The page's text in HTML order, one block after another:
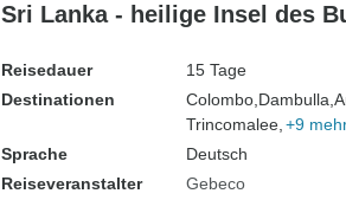
Sri Lanka - heilige Insel des
Reisedauer
15 Tage
Destinationen
Colombo, Dambulla,
Trincomalee, +9
Sprache
Deutsch
Reiseveranstalter
Gebeco